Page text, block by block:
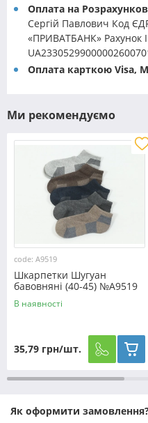
Оплата на
Сергій Павлович Код
«ПРИВАТБАНК» Рахунок
Оплата карткою Visa,
Ми рекомендуємо
code: A9519
Шкарпетки Шугуан
бавовняні (40-45) №A9519
В наявності
35,79 грн/шт.
Як оформити